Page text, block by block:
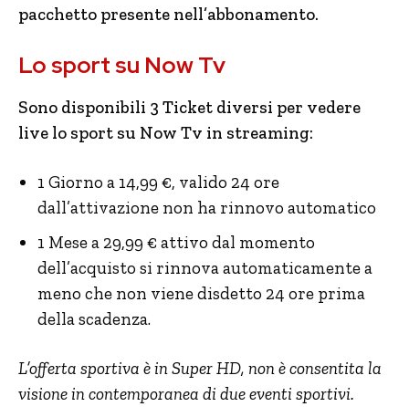
pacchetto presente nell’abbonamento.
Lo sport su Now Tv
Sono disponibili 3 Ticket diversi per vedere
live lo sport su Now Tv in streaming:
1 Giorno a 14,99 €, valido 24 ore
dall’attivazione non ha rinnovo automatico
1 Mese a 29,99 € attivo dal momento
dell’acquisto si rinnova automaticamente a
meno che non viene disdetto 24 ore prima
della scadenza.
L’offerta sportiva è in Super HD, non è consentita la
visione in contemporanea di due eventi sportivi.